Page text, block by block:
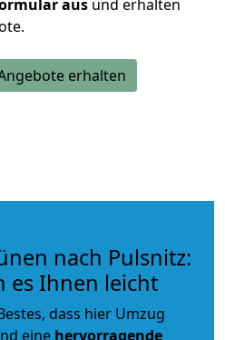
aus und erhalten
erhalten
nach Pulsnitz:
es Ihnen leicht
dass hier Umzug
eine hervorragende